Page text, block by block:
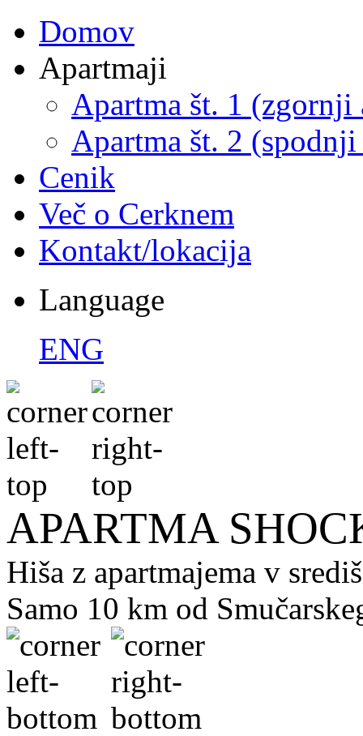
Domov
Apartmaji
Apartma št. 1 (zgornji
Apartma št. 2 (spodnji
Cenik
Več o Cerknem
Kontakt/lokacija
Language
ENG
APARTMA
Hiša z apartmajema v
Samo 10 km od